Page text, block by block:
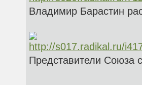
Владимир Барастин
Представители Союза